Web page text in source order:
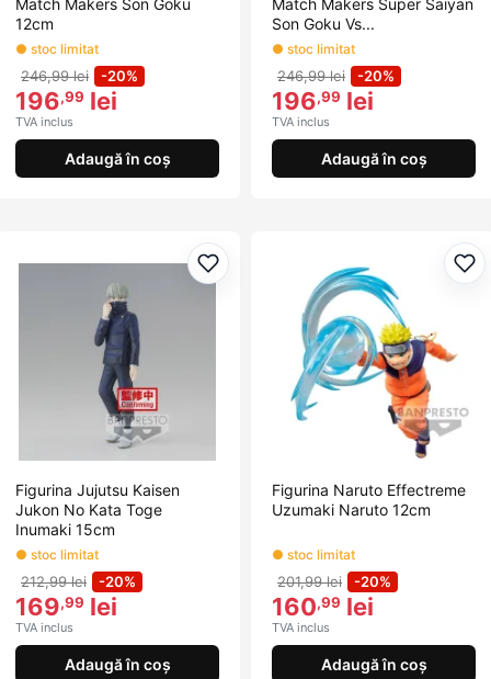
Match Makers Son Goku
12cm
● stoc limitat
246,99 lei -20%
196,99 lei
TVA inclus
Adaugă în coș
Match Makers Super Saiyan
Son Goku Vs...
● stoc limitat
246,99 lei -20%
196,99 lei
TVA inclus
Adaugă în coș
Adaugă la favorite
Figurina Jujutsu Kaisen
Jukon No Kata Toge
Inumaki 15cm
● stoc limitat
212,99 lei -20%
169,99 lei
TVA inclus
Adaugă în coș
Figurina Naruto Effectreme
Uzumaki Naruto 12cm
● stoc limitat
201,99 lei -20%
160,99 lei
TVA inclus
Adaugă în coș